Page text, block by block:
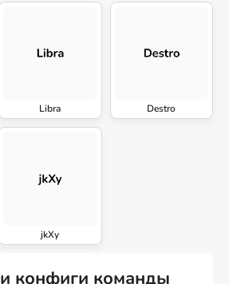
Libra Destro
jkXy